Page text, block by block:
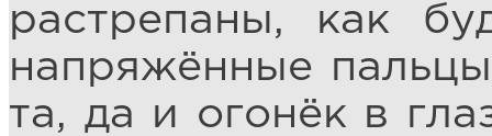
растрепаны, как
напряжённые
та, да и огонёк в